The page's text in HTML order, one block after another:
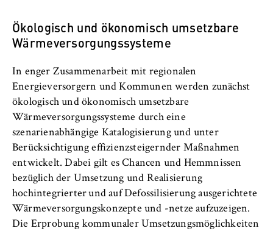
o
m
c
s
a
n
d
L
a
w
Ökologisch und ökonomisch umsetzbare
Wärmeversorgungssysteme
In enger Zusammenarbeit mit regionalen
Energieversorgern und Kommunen werden zunächst
ökologisch und ökonomisch umsetzbare
Wärmeversorgungssysteme durch eine
szenarienabhängige Katalogisierung und unter
Berücksichtigung effizienzsteigernder Maßnahmen
entwickelt. Dabei gilt es Chancen und Hemmnissen
bezüglich der Umsetzung und Realisierung
hochintegrierter und auf Defossilisierung ausgerichtete
Wärmeversorgungskonzepte und -netze aufzuzeigen.
Die Erprobung kommunaler Umsetzungsmöglichkeiten
Dient der Identifizierung der
Browsersitzung für eingeloggte Frontend-
Mitgliederbereich). Er speichert die
Session-ID und sorgt dafür, dass der Nutzer
während des Besuchs eingeloggt bleibt.
Cookie Laufzeit:
Für die Dauer der Browsersitzung
MARKETING
Youtube